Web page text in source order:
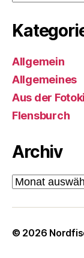
Allgemein
Allgemeines
Aus der
Flensburch
Archiv
Archiv
© 2026